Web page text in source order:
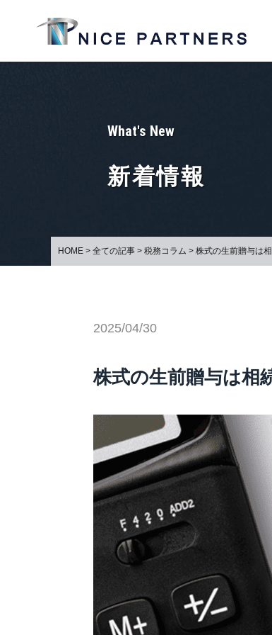
What's New
新着情報
HOME > 全ての記事 > 税務コラム > 株式の生前贈与は
2025/04/30
株式の生前贈与は相